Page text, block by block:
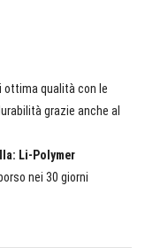
ottima qualità con le
grazie anche al
Li-Polymer
nei 30 giorni